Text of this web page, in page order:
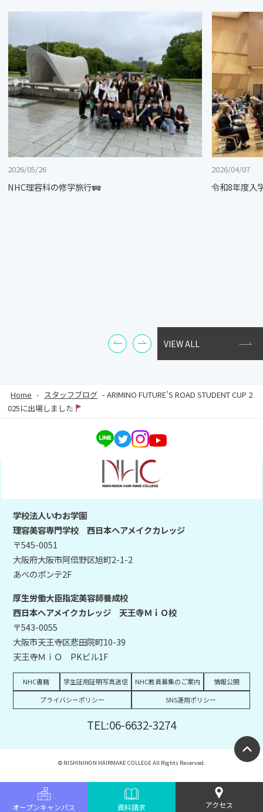
オープンキャンパス 資料請求 アクセス
2026/05/26
NHC理容科の修学旅行
2026/04/07
令和8年度入
VIEW ALL
Home - スタッフブログ -ARIMINO FUTURE’S ROAD STUDENT CUP 2
025に出場しました
学校法人いわお学園
理容美容専門学校 西日本ヘアメイクカレッジ
〒545-0051
大阪府大阪市阿倍野区旭町2-1-2
あべのポンテ2F
厚生労働大臣指定美容師養成校
西日本ヘアメイクカレッジ 天王寺ＭｉＯ校
〒543-0055
大阪市天王寺区悲田院町10-39
天王寺ＭｉＯ PKビル1F
NHC書籍 学生証用証明写真送信 NHC教員募集のご案内
情報公開
プライバシーポリシー
SNS運用ポリシー
TEL:06-6632-3274
© NISHINIHON HAIRMAKE COLLEGE All Rights Reserved.